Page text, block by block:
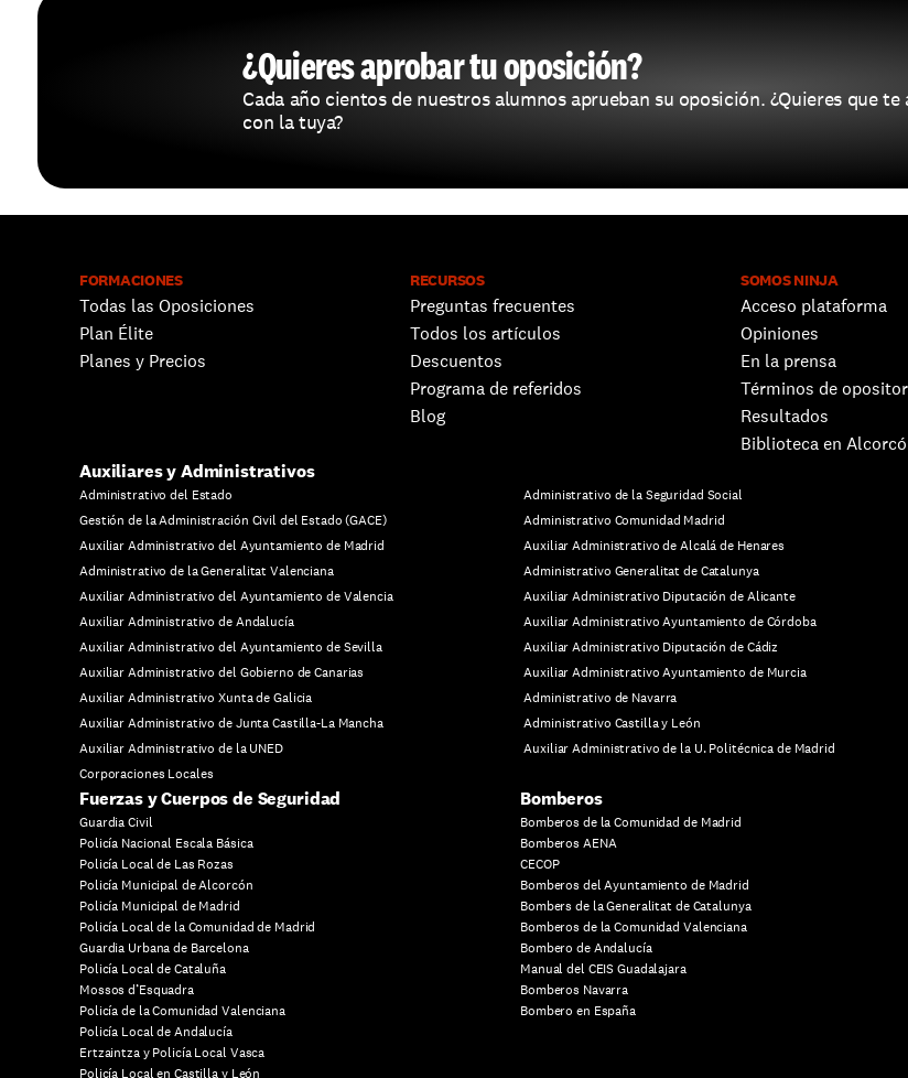
¿Quieres aprobar tu oposición?
Cada año cientos de nuestros alumnos aprueban su oposición. ¿Quieres que te
con la tuya?
FORMACIONES
Todas las Oposiciones
Plan Élite
Planes y Precios
RECURSOS
Preguntas frecuentes
Todos los artículos
Descuentos
Programa de referidos
Blog
SOMOS NINJA
Acceso plataforma
Opiniones
En la prensa
Términos de opositor
Resultados
Biblioteca en
Auxiliares y Administrativos
Administrativo del Estado Administrativo de la Seguridad Social
Gestión de la Administración Civil del Estado (GACE)
Administrativo Comunidad Madrid
Auxiliar Administrativo del Ayuntamiento de Madrid
Auxiliar Administrativo de Alcalá de Henares
Administrativo de la Generalitat Valenciana
Administrativo Generalitat de Catalunya
Auxiliar Administrativo del Ayuntamiento de Valencia
Auxiliar Administrativo Diputación de Alicante
Auxiliar Administrativo de Andalucía
Auxiliar Administrativo Ayuntamiento de Córdoba
Auxiliar Administrativo del Ayuntamiento de Sevilla
Auxiliar Administrativo Diputación de Cádiz
Auxiliar Administrativo del Gobierno de Canarias
Auxiliar Administrativo Ayuntamiento de Murcia
Auxiliar Administrativo Xunta de Galicia
Administrativo de Navarra
Auxiliar Administrativo de Junta Castilla-La Mancha
Administrativo Castilla y León
Auxiliar Administrativo de la UNED
Auxiliar Administrativo de la U. Politécnica de Madrid
Corporaciones Locales
Fuerzas y Cuerpos de Seguridad
Guardia Civil
Policía Nacional Escala Básica
Policía Local de Las Rozas
Policía Municipal de Alcorcón
Policía Municipal de Madrid
Policía Local de la Comunidad de Madrid
Guardia Urbana de Barcelona
Policía Local de Cataluña
Mossos d’Esquadra
Policía de la Comunidad Valenciana
Policía Local de Andalucía
Ertzaintza y Policía Local Vasca
Policía Local en Castilla y León
Bomberos
Bomberos de la Comunidad de Madrid
Bomberos AENA
CECOP
Bomberos del Ayuntamiento de Madrid
Bombers de la Generalitat de Catalunya
Bomberos de la Comunidad Valenciana
Bombero de Andalucía
Manual del CEIS Guadalajara
Bomberos Navarra
Bombero en España